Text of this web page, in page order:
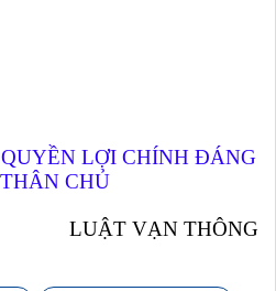
LỢI CHÍNH ĐÁNG
CHỦ
LUẬT VẠN THÔNG